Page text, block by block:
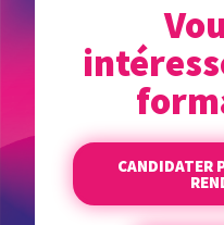
CANDIDATER